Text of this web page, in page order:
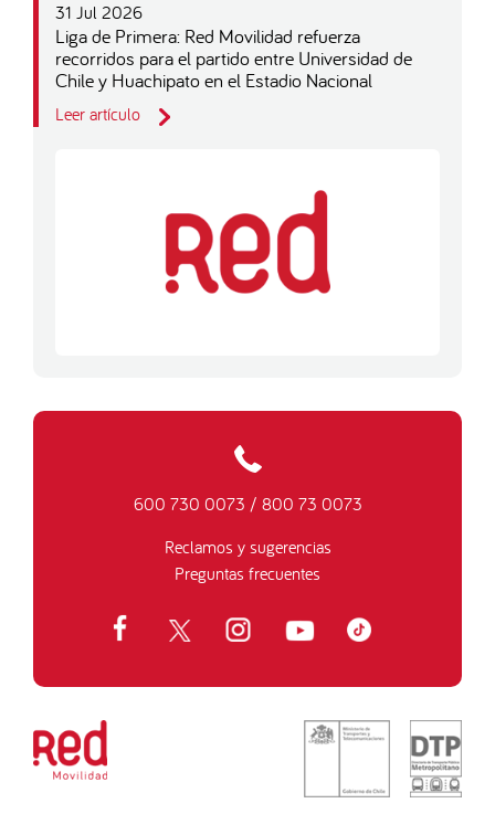
31 Jul 2026
Liga de Primera: Red Movilidad refuerza
recorridos para el partido entre Universidad de
Chile y Huachipato en el Estadio Nacional
Leer artículo
600 730 0073 / 800 73 0073
Reclamos y sugerencias
Preguntas frecuentes